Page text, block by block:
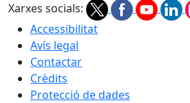
Xarxes socials:
Accessibilitat
Avís legal
Contactar
Crèdits
Protecció de dades